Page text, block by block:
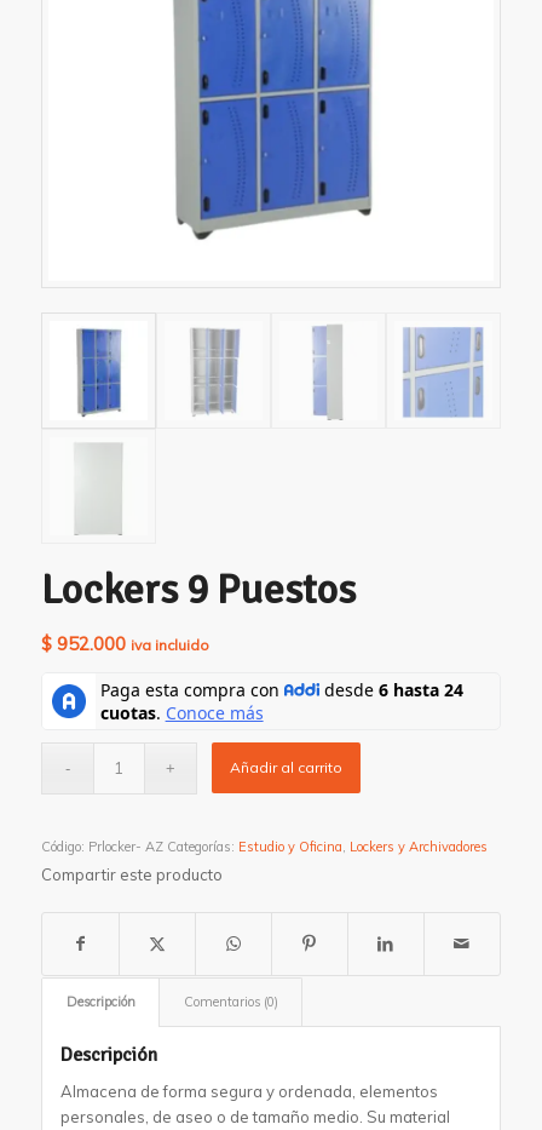
Lockers 9 Puestos
$952.000 iva incluido
Añadir al carrito
Código: Prlocker- AZ Categorías: Estudio y Oficina, Lockers y Archivadores
Compartir este producto
Descripción Comentarios (0)
Descripción
Almacena de forma segura y ordenada, elementos
personales, de aseo o de tamaño medio. Su material